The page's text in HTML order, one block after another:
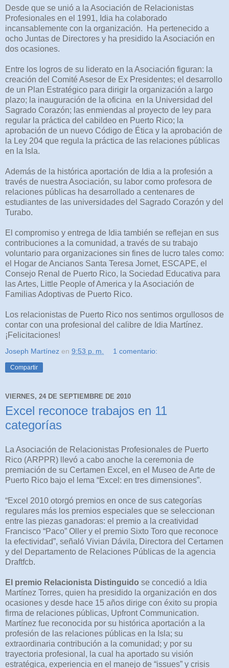
Desde que se unió a la Asociación de Relacionistas
Profesionales en el 1991, Idia ha colaborado
incansablemente con la organización. Ha pertenecido a
ocho Juntas de Directores y ha presidido la Asociación en
dos ocasiones.
Entre los logros de su liderato en la Asociación figuran: la
creación del Comité Asesor de Ex Presidentes; el desarrollo
de un Plan Estratégico para dirigir la organización a largo
plazo; la inauguración de la oficina en la Universidad del
Sagrado Corazón; las enmiendas al proyecto de ley para
regular la práctica del cabildeo en Puerto Rico; la
aprobación de un nuevo Código de Ética y la aprobación de
la Ley 204 que regula la práctica de las relaciones públicas
en la Isla.
Además de la histórica aportación de Idia a la profesión a
través de nuestra Asociación, su labor como profesora de
relaciones públicas ha desarrollado a centenares de
estudiantes de las universidades del Sagrado Corazón y del
Turabo.
El compromiso y entrega de Idia también se reflejan en sus
contribuciones a la comunidad, a través de su trabajo
voluntario para organizaciones sin fines de lucro tales como:
el Hogar de Ancianos Santa Teresa Jornet, ESCAPE, el
Consejo Renal de Puerto Rico, la Sociedad Educativa para
las Artes, Little People of America y la Asociación de
Familias Adoptivas de Puerto Rico.
Los relacionistas de Puerto Rico nos sentimos orgullosos de
contar con una profesional del calibre de Idia Martínez.
¡Felicitaciones!
Joseph Martínez en 9:53 p. m. 1 comentario:
Compartir
VIERNES, 24 DE SEPTIEMBRE DE 2010
Excel reconoce trabajos en 11
categorías
La Asociación de Relacionistas Profesionales de Puerto
Rico (ARPPR) llevó a cabo anoche la ceremonia de
premiación de su Certamen Excel, en el Museo de Arte de
Puerto Rico bajo el lema “Excel: en tres dimensiones”.
“Excel 2010 otorgó premios en once de sus categorías
regulares más los premios especiales que se seleccionan
entre las piezas ganadoras: el premio a la creatividad
Francisco “Paco” Oller y el premio Sixto Toro que reconoce
la efectividad”, señaló Vivian Dávila, Directora del Certamen
y del Departamento de Relaciones Públicas de la agencia
Draftfcb.
El premio Relacionista Distinguido se concedió a Idia
Martínez Torres, quien ha presidido la organización en dos
ocasiones y desde hace 15 años dirige con éxito su propia
firma de relaciones públicas, Upfront Communication.
Martínez fue reconocida por su histórica aportación a la
profesión de las relaciones públicas en la Isla; su
extraordinaria contribución a la comunidad; y por su
trayectoria profesional, la cual ha aportado su visión
estratégica, experiencia en el manejo de “issues” y crisis